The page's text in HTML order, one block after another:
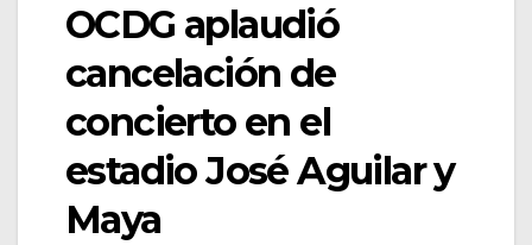
OCDG aplaudió
cancelación de
concierto en el
estadio José Aguilar y
Maya